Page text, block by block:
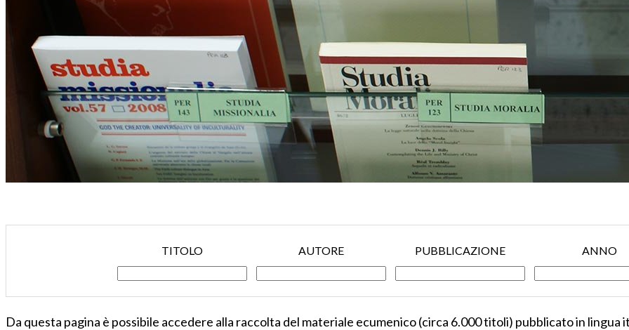
TITOLO AUTORE PUBBLICAZIONE ANNO
Da questa pagina è possibile accedere alla raccolta del materiale ecumenico (circa 6.000 titoli) pubblicato in lingua